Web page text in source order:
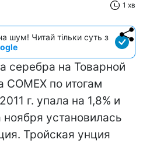
1 хв
шум! Читай тільки суть з
серебра на Товарной
по итогам
г. упала на 1,8% и
установилась
Тройская унция